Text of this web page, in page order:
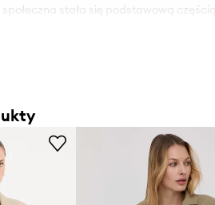
stała się podstawową
od kołnierza): 68 cm.
pachami: 68 cm.
dla rozmiaru: S.